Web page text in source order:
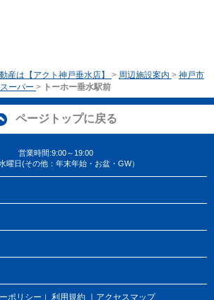
産は【アクト神戸垂水店】 > 周辺施設案内 > 神戸市
ーパー > トーホー垂水駅前
ページトップに戻る
営業時間:9:00～19:00
曜日(その他：年末年始・お盆・GW）
ポリシー ｜ 利用規約 ｜アクセスマップ